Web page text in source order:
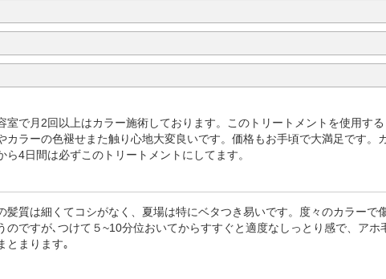
室で月2回以上はカラー施術しております。このトリートメントを使用す
カラーの色褪せまた触り心地大変良いです。価格もお手頃で大満足です。
ら4日間は必ずこのトリートメントにしてます。
髪質は細くてコシがなく、夏場は特にベタつき易いです。度々のカラーで
のですが､つけて５~10分位おいてからすすぐと適度なしっとり感で、アホ
とまります｡